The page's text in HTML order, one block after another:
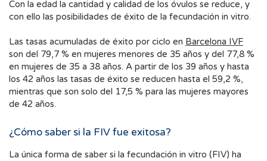
Con la edad la cantidad y calidad de los óvulos se reduce, y
con ello las posibilidades de éxito de la fecundación in vitro.
Las tasas acumuladas de éxito por ciclo en Barcelona IVF
son del 79,7 % en mujeres menores de 35 años y del 77,8 %
en mujeres de 35 a 38 años. A partir de los 39 años y hasta
los 42 años las tasas de éxito se reducen hasta el 59,2 %,
mientras que son solo del 17,5 % para las mujeres mayores
de 42 años.
¿Cómo saber si la FIV fue exitosa?
La única forma de saber si la fecundación in vitro (FIV) ha